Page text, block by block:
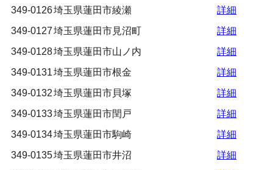
349-0126埼玉県蓮田市綾瀬
詳細
349-0127埼玉県蓮田市見沼町
詳細
349-0128埼玉県蓮田市山ノ内
詳細
349-0131埼玉県蓮田市根金
詳細
349-0132埼玉県蓮田市貝塚
詳細
349-0133埼玉県蓮田市閏戸
詳細
349-0134埼玉県蓮田市駒崎
詳細
349-0135埼玉県蓮田市井沼
詳細